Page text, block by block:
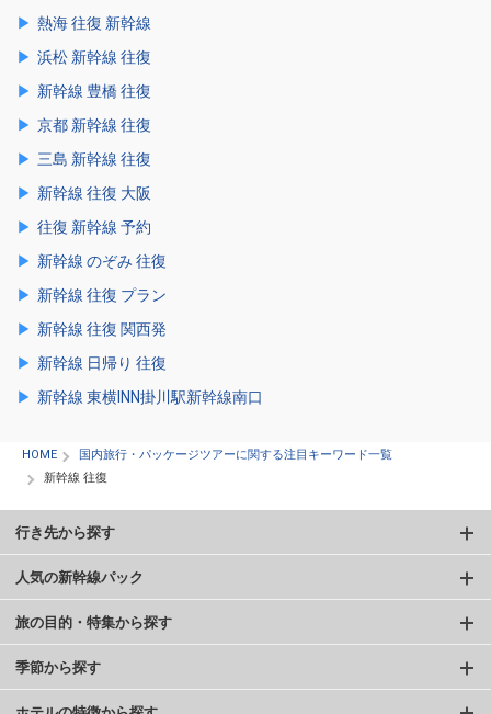
熱海 往復 新幹線
浜松 新幹線 往復
新幹線 豊橋 往復
京都 新幹線 往復
三島 新幹線 往復
新幹線 往復 大阪
往復 新幹線 予約
新幹線 のぞみ 往復
新幹線 往復 プラン
新幹線 往復 関西発
新幹線 日帰り 往復
新幹線 東横INN掛川駅新幹線南口
HOME
国内旅行・パッケージツアーに関する注目キーワード一覧
新幹線 往復
行き先から探す
人気の新幹線パック
旅の目的・特集から探す
季節から探す